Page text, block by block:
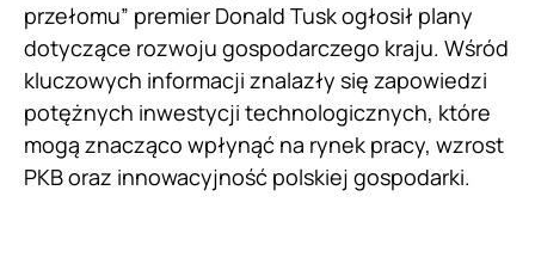
przełomu” premier Donald Tusk ogłosił plany
dotyczące rozwoju gospodarczego kraju. Wśród
kluczowych informacji znalazły się zapowiedzi
potężnych inwestycji technologicznych, które
mogą znacząco wpłynąć na rynek pracy, wzrost
PKB oraz innowacyjność polskiej gospodarki.